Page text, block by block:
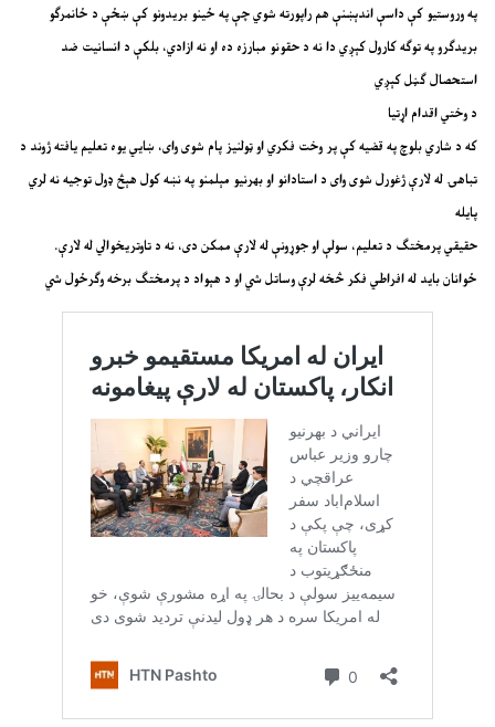
په وروستیو کې داسې اندېښنې هم راپورته شوي چې په ځینو بریدونو کې ښځې د ځانمرګو
بریدګرو په توګه کارول کېږي دا نه د حقونو مبارزه ده او نه ازادي، بلکې د انسانیت ضد
استحصال ګڼل کېږي
د وختي اقدام اړتیا
که د شاري بلوچ په قضیه کې پر وخت فکري او ټولنیز پام شوی وای، ښايي یوه تعلیم یافته ژوند د
تباهۍ له لارې ژغورل شوی وای د استادانو او بهرنیو مېلمنو په نښه کول هېڅ ډول توجیه نه لري
پایله
حقیقي پرمختګ د تعلیم، سولې او جوړونې له لارې ممکن دی، نه د تاوتریخوالي له لارې.
ځوانان باید له افراطي فکر څخه لرې وساتل شي او د هېواد د پرمختګ برخه وګرځول شي